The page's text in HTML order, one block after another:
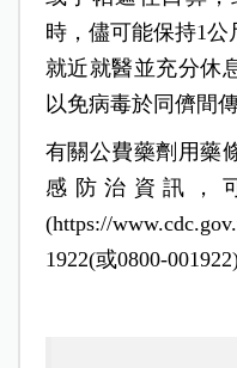
時，儘可能保持1
就近就醫並充分休
以免病毒於同儕間
有關公費藥劑用藥
感防治資訊，
(https://
1922(或0800-